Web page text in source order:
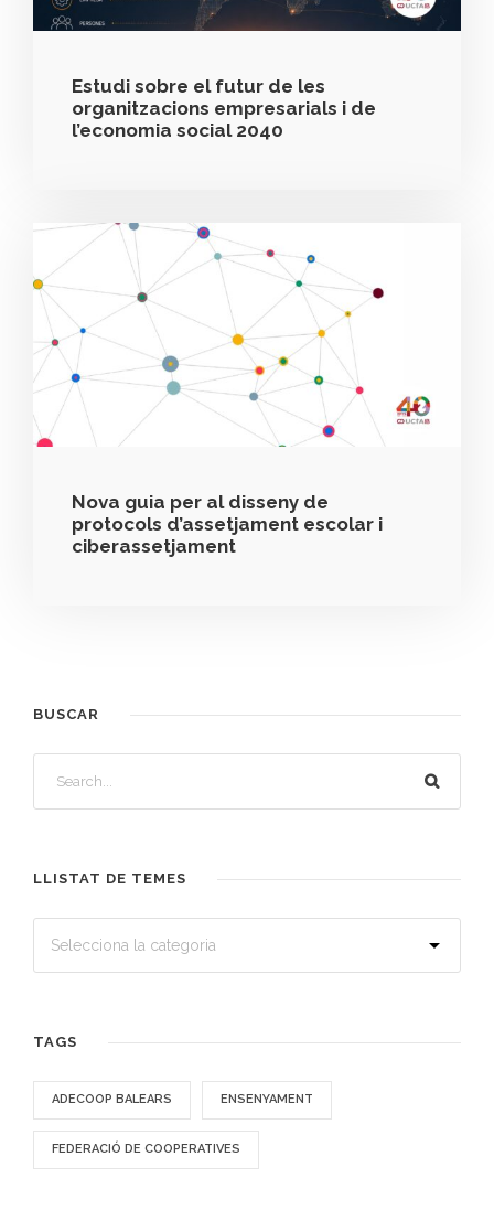
Estudi sobre el futur de les
organitzacions empresarials i de
l’economia social 2040
Nova guia per al disseny de
protocols d’assetjament escolar i
ciberassetjament
BUSCAR
LLISTAT DE TEMES
TAGS
ADECOOP BALEARS ENSENYAMENT
FEDERACIÓ DE COOPERATIVES